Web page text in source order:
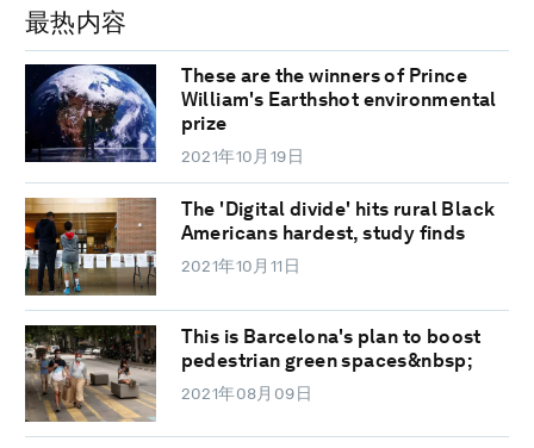
最热内容
These are the winners of Prince
William's Earthshot environmental
prize
2021年10月19日
The 'Digital divide' hits rural Black
Americans hardest, study finds
2021年10月11日
This is Barcelona's plan to boost
pedestrian green spaces&nbsp;
2021年08月09日